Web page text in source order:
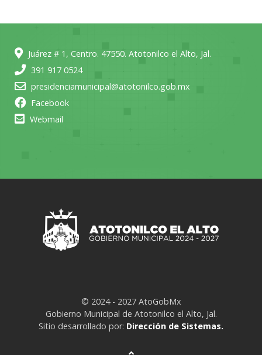
Juárez # 1, Centro. 47550. Atotonilco el Alto, Jal.
391 917 0524
presidenciamunicipal@atotonilco.gob.mx
Facebook
Webmail
© 2024 - 2027 AtoGobMx
Gobierno Municipal de Atotonilco el Alto, Jal.
Sitio desarrollado por: Dirección de Sistemas.